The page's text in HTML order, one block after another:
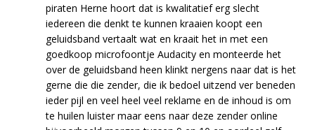
piraten Herne hoort dat is kwalitatief erg slecht
iedereen die denkt te kunnen kraaien koopt een
geluidsband vertaalt wat en kraait het in met een
goedkoop microfoontje Audacity en monteerde het
over de geluidsband heen klinkt nergens naar dat is het
gerne die die zender, die ik bedoel uitzend ver beneden
ieder pijl en veel heel veel reklame en de inhoud is om
te huilen luister maar eens naar deze zender online